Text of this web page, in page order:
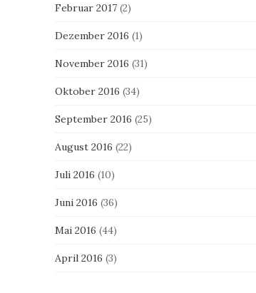
Februar 2017(2)
Dezember 2016 (1)
November 2016 (31)
Oktober 2016 (34)
September 2016 (25)
August 2016 (22)
Juli 2016 (10)
Juni 2016 (36)
Mai 2016 (44)
April 2016 (3)